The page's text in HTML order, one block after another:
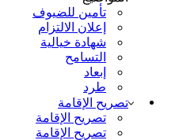
تأمين للضيوف
إعلان الالتزام
شهادة خيالية
التسامح
إبعاد
طرد
تصريح الإقامة
تصريح الإقامة
تصريح الإقامة